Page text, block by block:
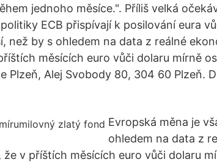
jednoho měsíce.". Příliš velká
ECB přispívají k posilování eura
než by s ohledem na data z reálné
měsících euro vůči dolaru mírně
Plzeň, Alej Svobody 80, 304 60 Plzeň.
Evropská měna je
ohledem na data z
v příštích měsících euro vůči dolaru